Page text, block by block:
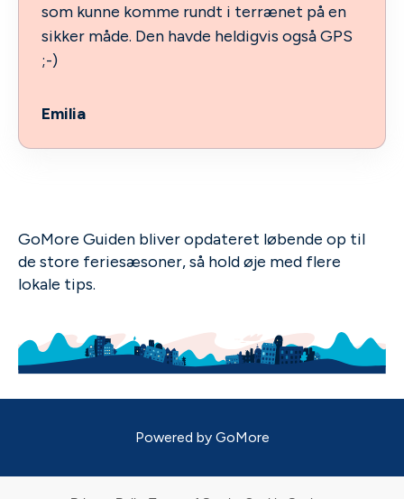
som kunne komme rundt i terrænet på en
sikker måde. Den havde heldigvis også GPS
;-)
Emilia
GoMore Guiden bliver opdateret løbende op til
de store feriesæsoner, så hold øje med flere
lokale tips.
Powered by GoMore